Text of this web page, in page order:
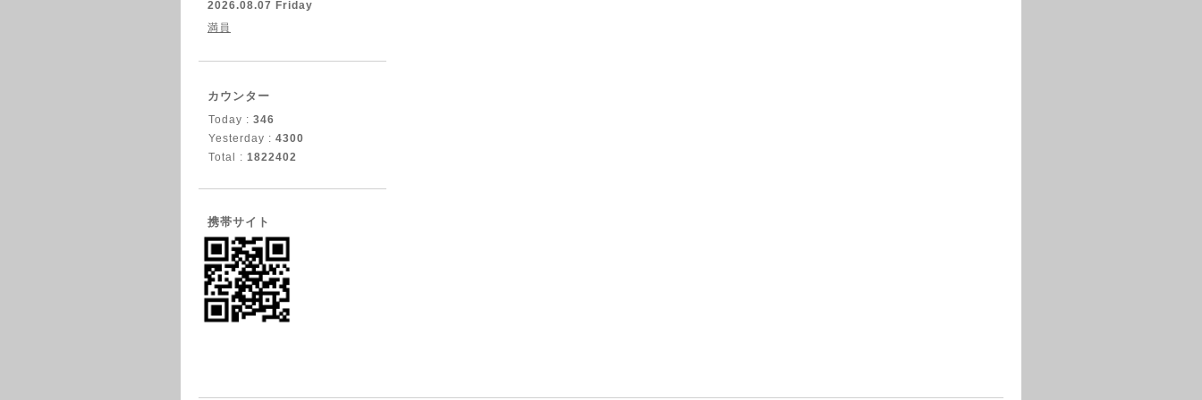
2026.08.07 Friday
満員
カウンター
Today : 346
Yesterday : 4300
Total : 1822402
携帯サイト